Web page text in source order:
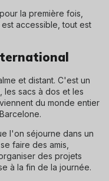
la première fois,
accessible, tout est
et distant. C'est un
les sacs à dos et les
du monde entier
l'on séjourne dans un
faire des amis,
des projets
à la fin de la journée.